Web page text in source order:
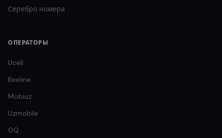
Серебро номера
ОПЕРАТОРЫ
Ucell
Beeline
Mobiuz
Uzmobile
OQ